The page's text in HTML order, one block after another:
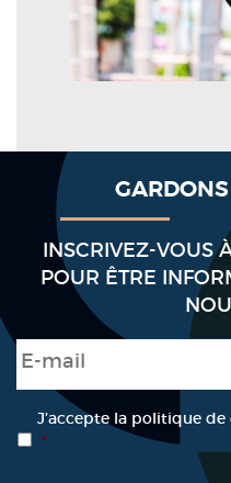
INSCRIVEZ-VOUS
POUR ÊTRE
E-mail
RGPD *
J’accepte la politique
*